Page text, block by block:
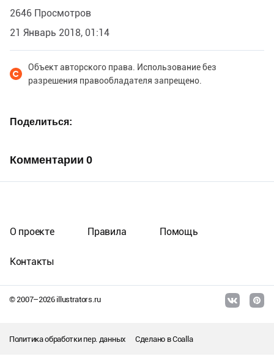
2646 Просмотров
21 Январь 2018, 01:14
Объект авторского права. Использование без
разрешения правообладателя запрещено.
Поделиться
Комментарии 0
© 2007–2026illustrators.ru
О проекте Правила Помощь
Контакты
Политика обработки пер. данных Сделано вCoalla